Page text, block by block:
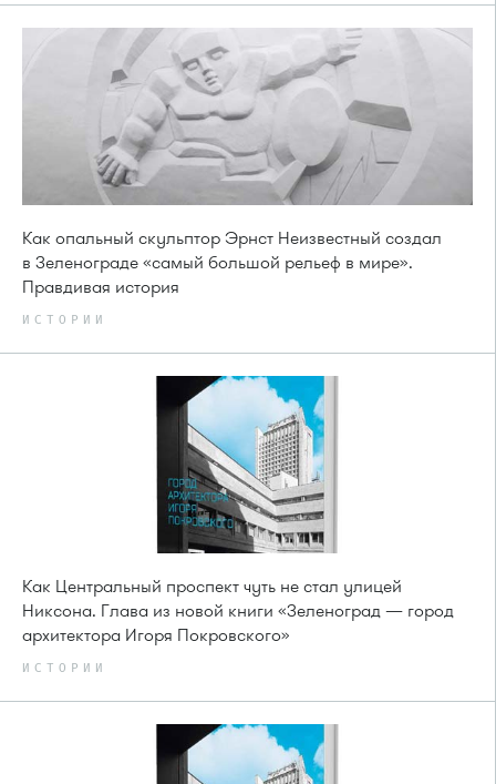
Как опальный скульптор Эрнст Неизвестный создал
в Зеленограде «самый большой рельеф в мире».
Правдивая история
ИСТОРИИ
Как Центральный проспект чуть не стал улицей
Никсона. Глава из новой книги «Зеленоград — город
архитектора Игоря Покровского»
ИСТОРИИ